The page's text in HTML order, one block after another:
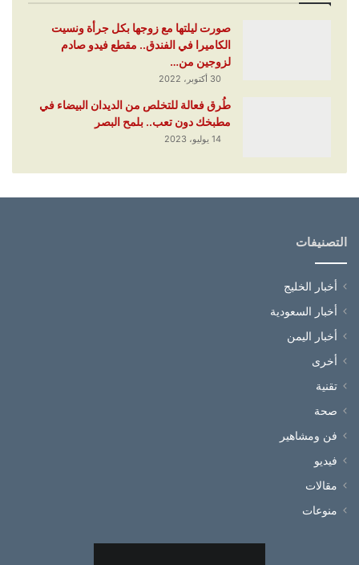
صورت ليلتها مع زوجها بكل جرأة ونسيت
الكاميرا في الفندق.. مقطع فيدو صادم
لزوجين من…
30 أكتوبر، 2022
طُرق فعالة للتخلص من الديدان البيضاء في
مطبخك دون تعب.. بلمح البصر
14 يوليو، 2023
التصنيفات
أخبار الخليج
أخبار السعودية
أخبار اليمن
أخرى
تقنية
صحة
فن ومشاهير
فيديو
مقالات
منوعات